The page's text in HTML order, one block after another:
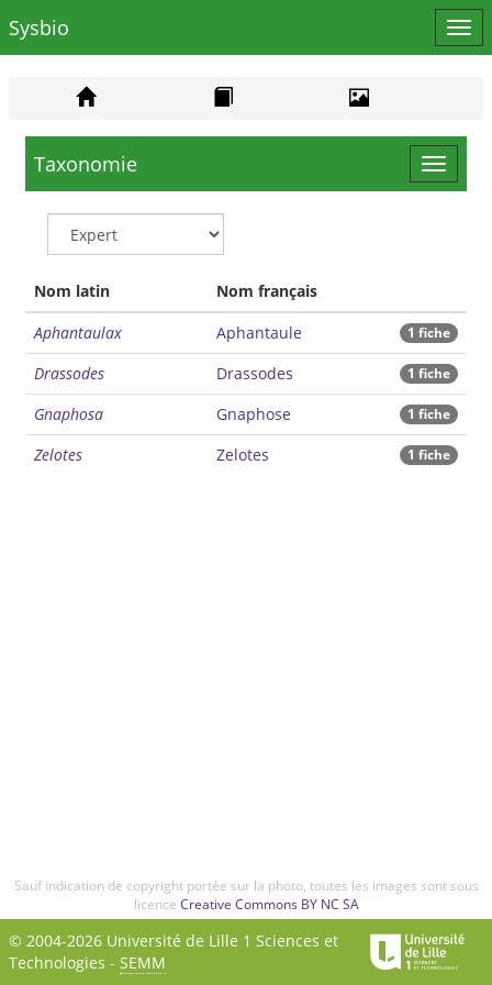
le
Sysbio
Toggle
Taxonomie
Nom latin
Nom français
Aphantaulax
Aphantaule 1 fiche
Drassodes Drassodes 1 fiche
Gnaphosa Gnaphose 1 fiche
Zelotes Zelotes 1 fiche
Sauf indication de copyright portée sur la photo, toutes les images sont sous
licence Creative Commons BY NC SA
© 2004-2026 Université de Lille 1 Sciences et
Technologies - SEMM